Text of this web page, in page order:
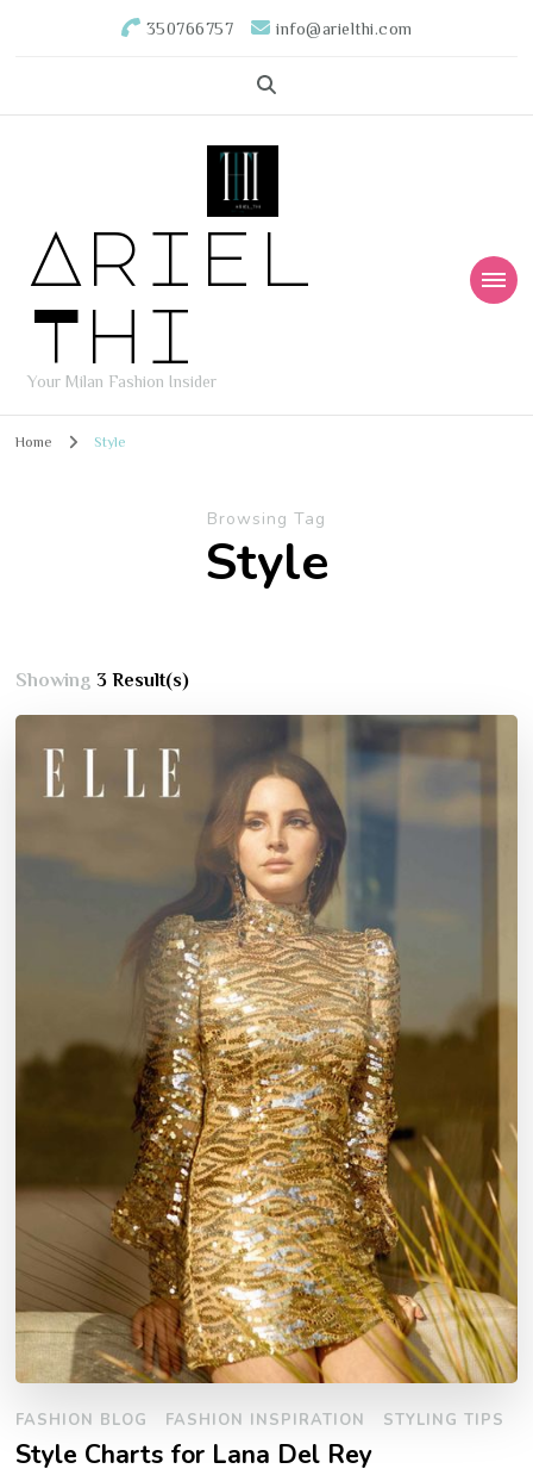
350766757 info@arielthi.com
Ariel
Thi
Your Milan Fashion Insider
Home Style
Browsing Tag
Style
Showing3 Result(s)
FASHION BLOG FASHION INSPIRATION STYLING TIPS
Style Charts for Lana Del Rey